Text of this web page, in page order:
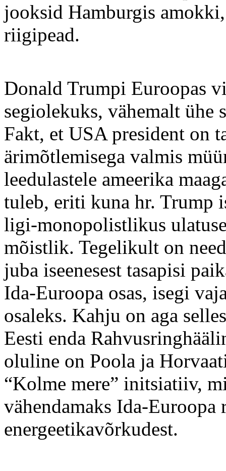
jooksid Hamburgis
riigipead.
Donald Trumpi Euroopas
segiolekuks, vähemalt ühe
Fakt, et USA president on
ärimõtlemisega valmis
leedulastele ameerika
tuleb, eriti kuna hr. Trump
ligi-monopolistlikus
mõistlik. Tegelikult on
juba iseenesest tasapisi
Ida-Euroopa osas, isegi
osaleks. Kahju on aga
Eesti enda
oluline on Poola ja
“Kolme mere” initsiatiiv,
vähendamaks Ida-
energeetikavõrkudest.